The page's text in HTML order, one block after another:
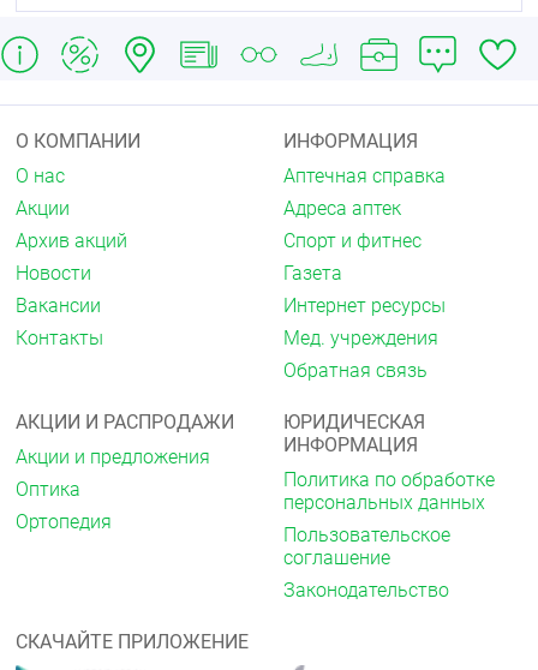
О КОМПАНИИ
О нас
Акции
Архив акций
Новости
Вакансии
Контакты
ИНФОРМАЦИЯ
Аптечная справка
Адреса аптек
Спорт и фитнес
Газета
Интернет ресурсы
Мед. учреждения
Обратная связь
АКЦИИ И РАСПРОДАЖИ
Акции и предложения
Оптика
Ортопедия
ЮРИДИЧЕСКАЯ
ИНФОРМАЦИЯ
Политика по обработке
персональных данных
Пользовательское
соглашение
Законодательство
СКАЧАЙТЕ ПРИЛОЖЕНИЕ